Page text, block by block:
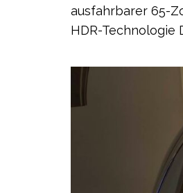
ausfahrbarer 65-
HDR-Technologie